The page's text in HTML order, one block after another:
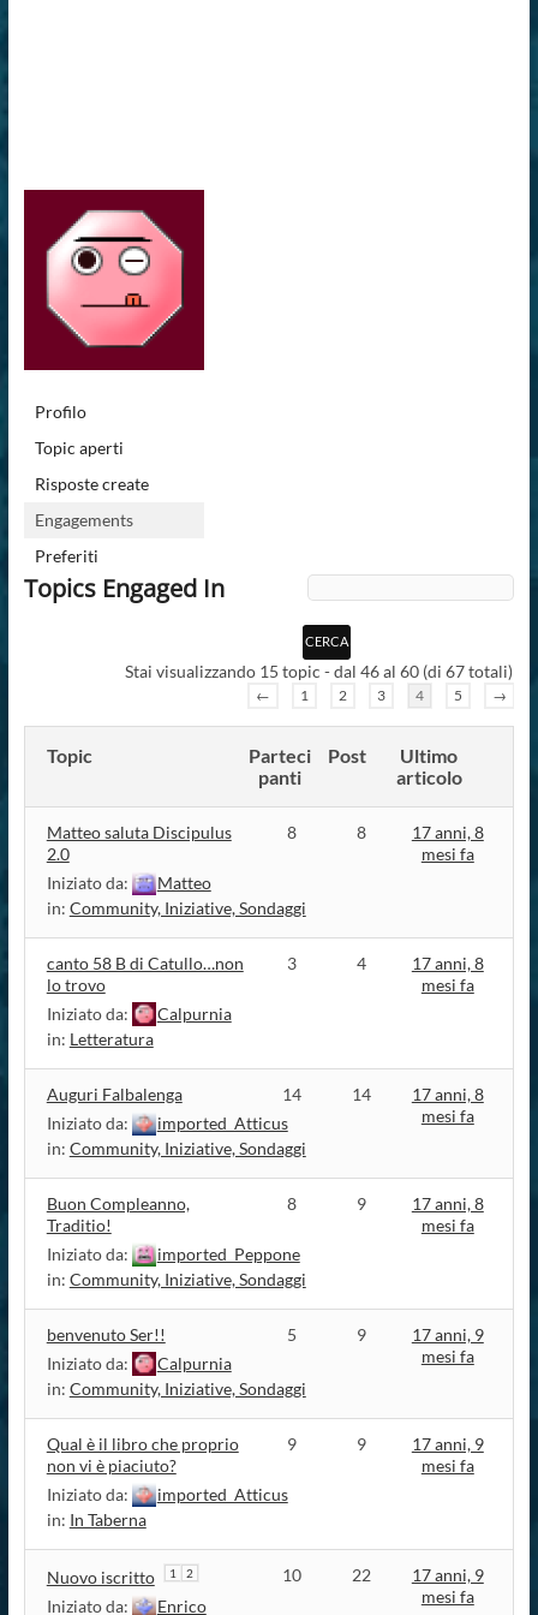
Profilo
Topic aperti
Risposte create
Engagements
Preferiti
Topics Engaged In
Stai visualizzando 15 topic - dal 46 al 60 (di 67 totali)
← 1 2 3 4 5 →
Topic
Parteci
panti
Post
Ultimo
articolo
Matteo saluta Discipulus
2.0
Iniziato da:
Matteo
in: Community, Iniziative, Sondaggi
8 8
17 anni, 8
mesi fa
canto 58 B di Catullo…non
lo trovo
Iniziato da:
Calpurnia
in: Letteratura
3 4
17 anni, 8
mesi fa
Auguri Falbalenga
Iniziato da:
imported_Atticus
in: Community, Iniziative, Sondaggi
14 14
17 anni, 8
mesi fa
Buon Compleanno,
Traditio!
Iniziato da:
imported_Peppone
in: Community, Iniziative, Sondaggi
8 9
17 anni, 8
mesi fa
benvenuto Ser!!
Iniziato da:
Calpurnia
in: Community, Iniziative, Sondaggi
5 9
17 anni, 9
mesi fa
Qual è il libro che proprio
non vi è piaciuto?
Iniziato da:
imported_Atticus
in: In Taberna
9 9
17 anni, 9
mesi fa
Nuovo iscritto 1 2
Iniziato da: Enrico
10 22
17 anni, 9
mesi fa